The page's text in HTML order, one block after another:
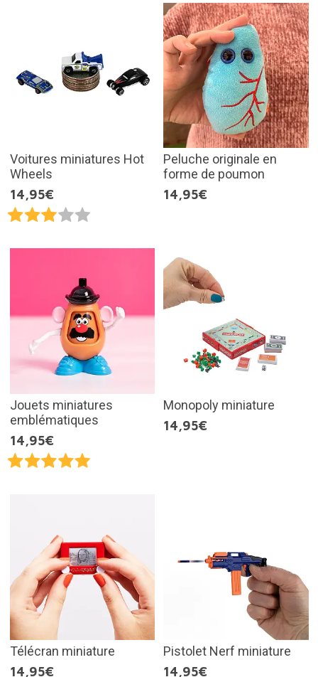
Voitures miniatures Hot
Wheels
14,95€
Peluche originale en
forme de poumon
14,95€
Jouets miniatures
emblématiques
14,95€
Monopoly miniature
14,95€
Télécran miniature
14,95€
Pistolet Nerf miniature
14,95€